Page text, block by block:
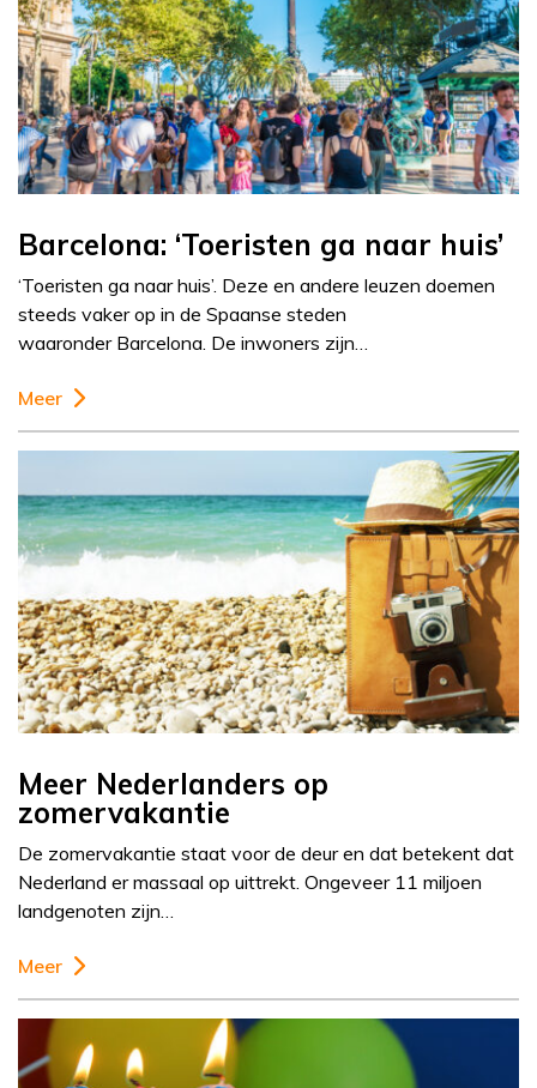
Barcelona: ‘Toeristen ga naar huis’
‘Toeristen ga naar huis’. Deze en andere leuzen doemen
steeds vaker op in de Spaanse steden
waaronder Barcelona. De inwoners zijn…
Meer
Meer Nederlanders op
zomervakantie
De zomervakantie staat voor de deur en dat betekent dat
Nederland er massaal op uittrekt. Ongeveer 11 miljoen
landgenoten zijn…
Meer